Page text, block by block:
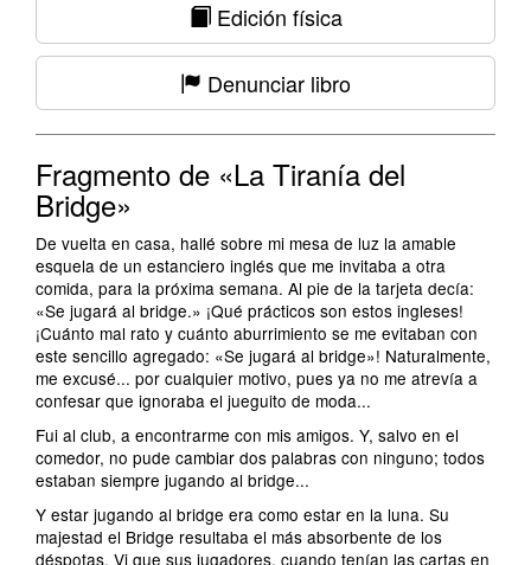
Edición física
Denunciar libro
Fragmento de «La Tiranía del
Bridge»
De vuelta en casa, hallé sobre mi mesa de luz la amable
esquela de un estanciero inglés que me invitaba a otra
comida, para la próxima semana. Al pie de la tarjeta decía:
«Se jugará al bridge.» ¡Qué prácticos son estos ingleses!
¡Cuánto mal rato y cuánto aburrimiento se me evitaban con
este sencillo agregado: «Se jugará al bridge»! Naturalmente,
me excusé... por cualquier motivo, pues ya no me atrevía a
confesar que ignoraba el jueguito de moda...
Fui al club, a encontrarme con mis amigos. Y, salvo en el
comedor, no pude cambiar dos palabras con ninguno; todos
estaban siempre jugando al bridge...
Y estar jugando al bridge era como estar en la luna. Su
majestad el Bridge resultaba el más absorbente de los
déspotas. Vi que sus jugadores, cuando tenían las cartas en